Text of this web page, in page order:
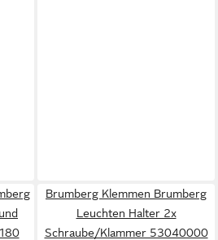
Brumberg Klemmen Brumberg
Leuchten Halter 2x
Schraube/Klammer 53040000